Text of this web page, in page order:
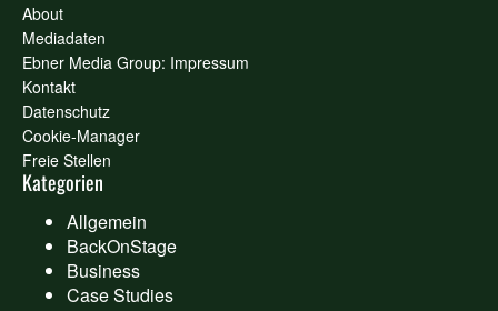
About
Mediadaten
Ebner Media Group: Impressum
Kontakt
Datenschutz
Cookie-Manager
Freie Stellen
Kategorien
Allgemein
BackOnStage
Business
Case Studies